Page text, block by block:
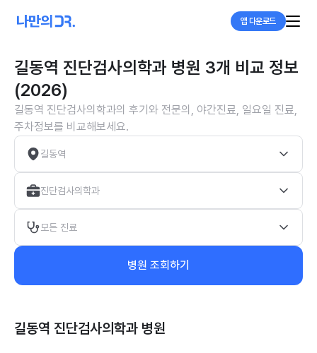
앱 다운로드
길동역 진단검사의학과 병원 3개 비교 정보
(2026)
길동역 진단검사의학과의 후기와 전문의, 야간진료, 일요일 진료,
주차정보를 비교해보세요.
길동역
진단검사의학과
모든 진료
병원 조회하기
길동역 진단검사의학과 병원